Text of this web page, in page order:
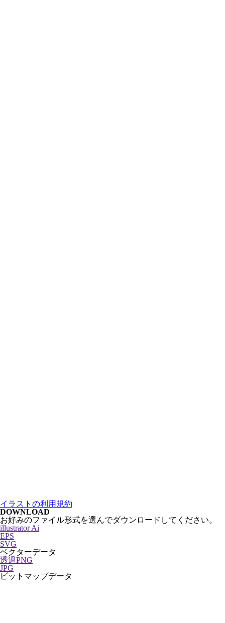
イラストの利用規約
DOWNLOAD
お好みのファイル形式を選んでダウンロードしてください。
illustrator Ai
EPS
SVG
ベクターデータ
透過PNG
JPG
ビットマップデータ